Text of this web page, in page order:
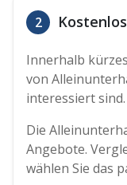
2
Innerhalb
von
interessiert sind.
Die
Angebote.
wählen Sie das